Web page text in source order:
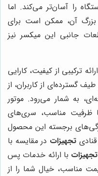
را آسان‌تر می‌کند. اما
آن، ممکن است برای
جانبی این میکسر نیز
ترکیبی از کیفیت، کارایی
گسترده‌ای از کاربران، از
به شمار می‌رود. موتور
ظرفیت مناسب، سری‌های
برجسته این محصول
تجهیزات در مقایسه با
تجهیزات با ارائه خدمات پس
مناسب، خیال شما را از